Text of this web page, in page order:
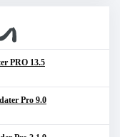
PRO 13.5
Pro 9.0